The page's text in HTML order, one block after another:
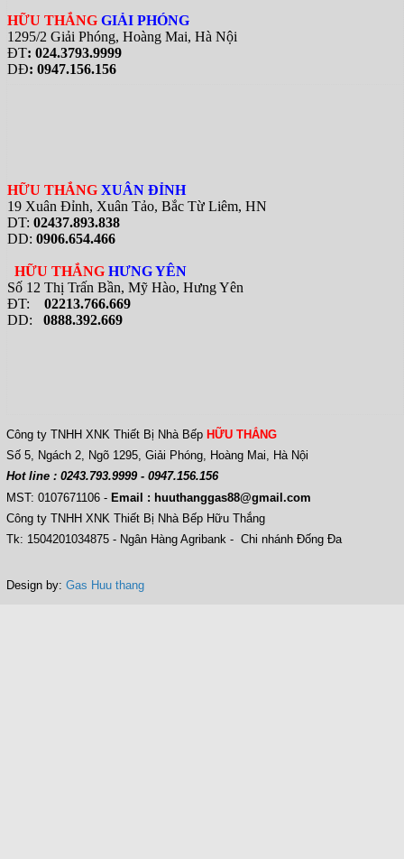
HỮU THẮNG GIẢI PHÓNG
1295/2 Giải Phóng, Hoàng Mai, Hà Nội
ĐT: 024.3793.9999
DĐ: 0947.156.156
HỮU THẮNG XUÂN ĐỈNH
19 Xuân Đỉnh, Xuân Tảo, Bắc Từ Liêm, HN
DT: 02437.893.838
DD: 0906.654.466
HỮU THẮNG HƯNG YÊN
Số 12 Thị Trấn Bần, Mỹ Hào, Hưng Yên
ĐT: 02213.766.669
DD: 0888.392.669
Công ty TNHH XNK Thiết Bị Nhà Bếp HỮU THẮNG
Số 5, Ngách 2, Ngõ 1295, Giải Phóng, Hoàng Mai, Hà Nội
Hot line : 0243.793.9999 - 0947.156.156
MST: 0107671106 - Email : huuthanggas88@gmail.com
Công ty TNHH XNK Thiết Bị Nhà Bếp Hữu Thắng
Tk: 1504201034875 - Ngân Hàng Agribank - Chi nhánh Đống Đa
Design by: Gas Huu thang